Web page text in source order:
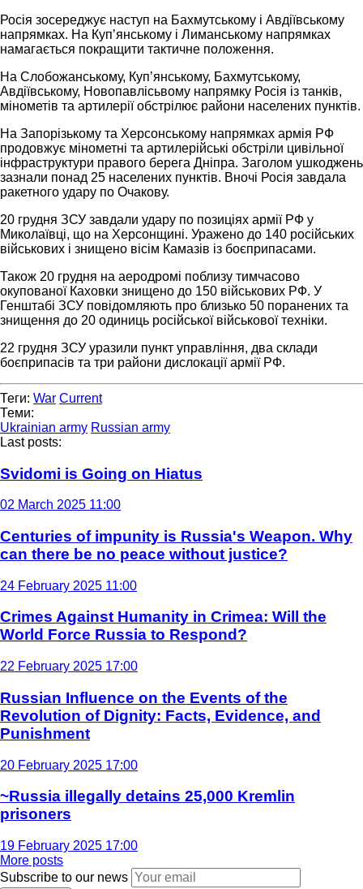
Росія зосереджує наступ на Бахмутському і Авдіївському
напрямках. На Куп’янському і Лиманському напрямках
намагається покращити тактичне положення.
На Слобожанському, Купʼянському, Бахмутському,
Авдіївському, Новопавлісьвому напрямку Росія із танків,
мінометів та артилерії обстрілює райони населених пунктів.
На Запорізькому та Херсонському напрямках армія РФ
продовжує мінометні та артилерійські обстріли цивільної
інфраструктури правого берега Дніпра. Заголом ушкоджень
зазнали понад 25 населених пунктів. Вночі Росія завдала
ракетного удару по Очакову.
20 грудня ЗСУ завдали удару по позиціях армії РФ у
Миколаївці, що на Херсонщині. Уражено до 140 російських
військових і знищено вісім Камазів із боєприпасами.
Також 20 грудня на аеродромі поблизу тимчасово
окупованої Каховки знищено до 150 військових РФ. У
Генштабі ЗСУ повідомляють про близько 50 поранених та
знищення до 20 одиниць російської військової техніки.
22 грудня ЗСУ уразили пункт управління, два склади
боєприпасів та три райони дислокації армії РФ.
Теги: War Current
Теми:
Ukrainian army Russian army
Last posts:
Svidomi is Going on Hiatus
02 March 2025 11:00
Centuries of impunity is Russia's Weapon. Why
can there be no peace without justice?
24 February 2025 11:00
Crimes Against Humanity in Crimea: Will the
World Force Russia to Respond?
22 February 2025 17:00
Russian Influence on the Events of the
Revolution of Dignity: Facts, Evidence, and
Punishment
20 February 2025 17:00
~Russia illegally detains 25,000 Kremlin
prisoners
19 February 2025 17:00
More posts
Subscribe to our news